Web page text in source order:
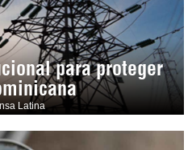
para proteger
Latina